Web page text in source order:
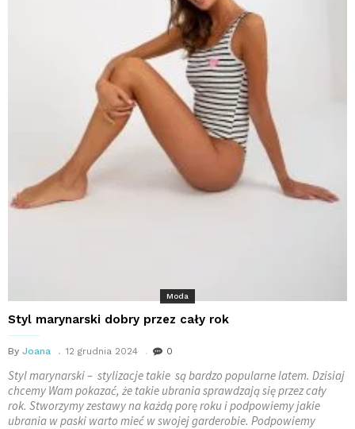
Moda
Styl marynarski dobry przez cały rok
By Joana 12 grudnia 2024 0
Styl marynarski – stylizacje takie są bardzo popularne latem. Dzisiaj
chcemy Wam pokazać, że takie ubrania sprawdzają się przez cały
rok. Stworzymy zestawy na każdą porę roku i podpowiemy jakie
ubrania w paski warto mieć w swojej garderobie. Podpowiemy